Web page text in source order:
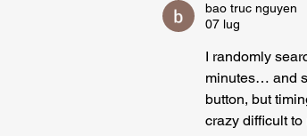
bao truc nguyen
07 lug
I randomly
minutes… and
button, but
crazy difficult to